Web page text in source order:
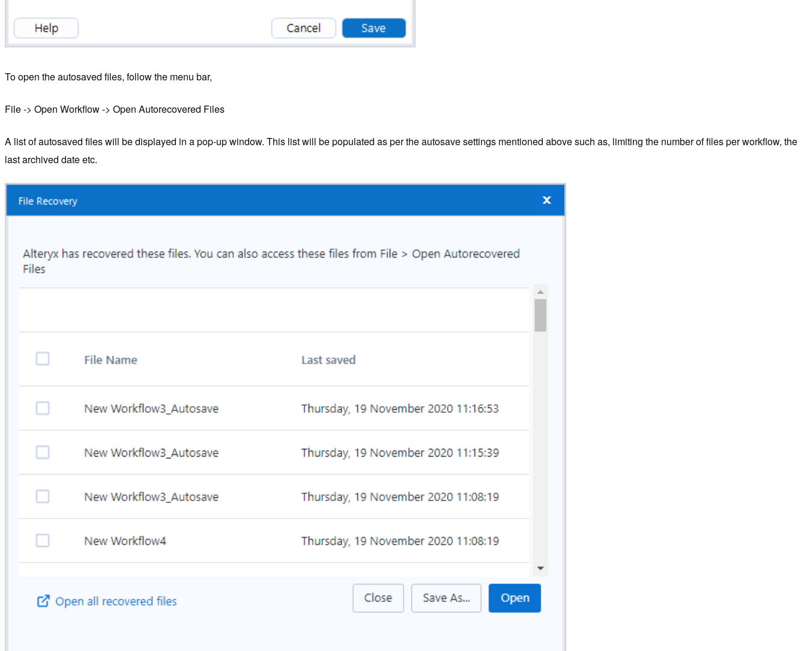
To open the autosaved files, follow the menu bar,
File -> Open Workflow -> Open Autorecovered Files
A list of autosaved files will be displayed in a pop-up window. This list will be populated as per the autosave settings mentioned above such as, limiting the number of files per workflow, the
last archived date etc.